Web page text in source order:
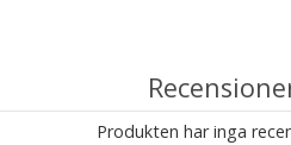
Produkten har inga